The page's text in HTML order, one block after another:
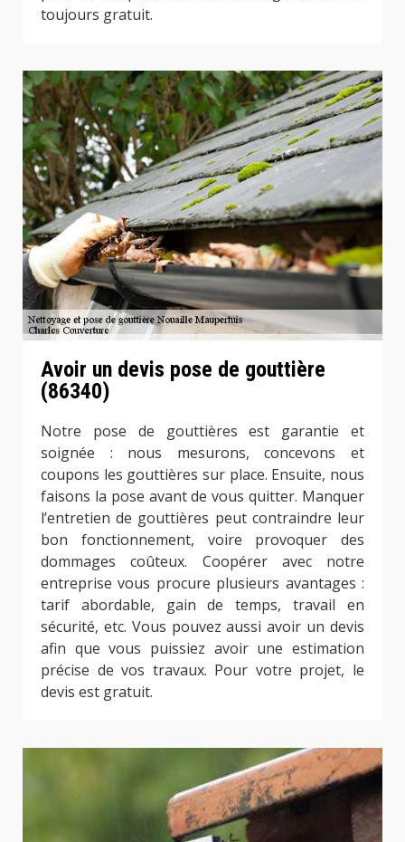
toujours gratuit.
Avoir un devis pose de gouttière
(86340)
Notre pose de gouttières est garantie et
soignée : nous mesurons, concevons et
coupons les gouttières sur place. Ensuite, nous
faisons la pose avant de vous quitter. Manquer
l’entretien de gouttières peut contraindre leur
bon fonctionnement, voire provoquer des
dommages coûteux. Coopérer avec notre
entreprise vous procure plusieurs avantages :
tarif abordable, gain de temps, travail en
sécurité, etc. Vous pouvez aussi avoir un devis
afin que vous puissiez avoir une estimation
précise de vos travaux. Pour votre projet, le
devis est gratuit.